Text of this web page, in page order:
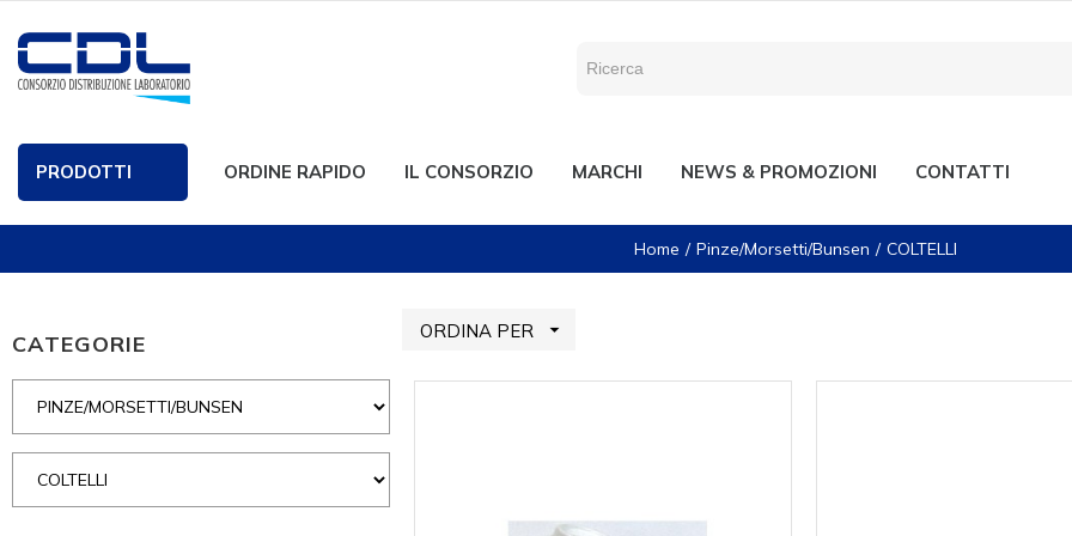
PRODOTTI ORDINE RAPIDO IL CONSORZIO MARCHI NEWS & PROMOZIONI CONTATTI
Home Pinze/Morsetti/Bunsen COLTELLI
CATEGORIE ORDINA PER 